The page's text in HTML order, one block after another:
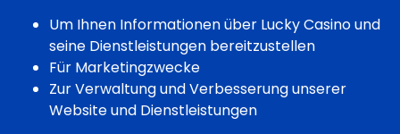
Um Ihnen Informationen über Lucky Casino und
seine Dienstleistungen bereitzustellen
Für Marketingzwecke
Zur Verwaltung und Verbesserung unserer
Website und Dienstleistungen